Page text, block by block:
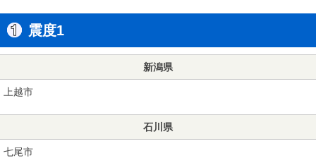
震度1
新潟県
上越市
石川県
七尾市